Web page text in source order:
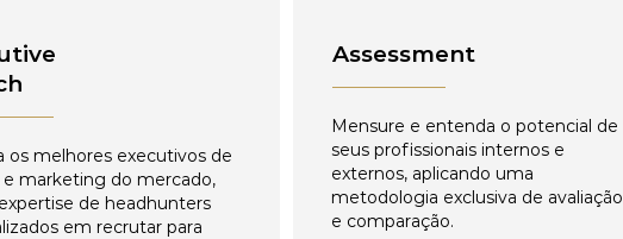
os melhores executivos de
e marketing do mercado,
de headhunters
em recrutar para
Assessment
Mensure e entenda o potencial de
seus profissionais internos e
externos, aplicando uma
metodologia exclusiva de avaliação
e comparação.